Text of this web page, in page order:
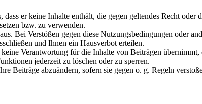
er keine Inhalte enthält, die gegen geltendes Recht
bzw. zu verwenden.
Bei Verstößen gegen diese Nutzungsbedingungen oder
und Ihnen ein Hausverbot erteilen.
Verantwortung für die Inhalte von Beiträgen
jederzeit zu löschen oder zu sperren.
Beiträge abzuändern, sofern sie gegen o. g. Regeln